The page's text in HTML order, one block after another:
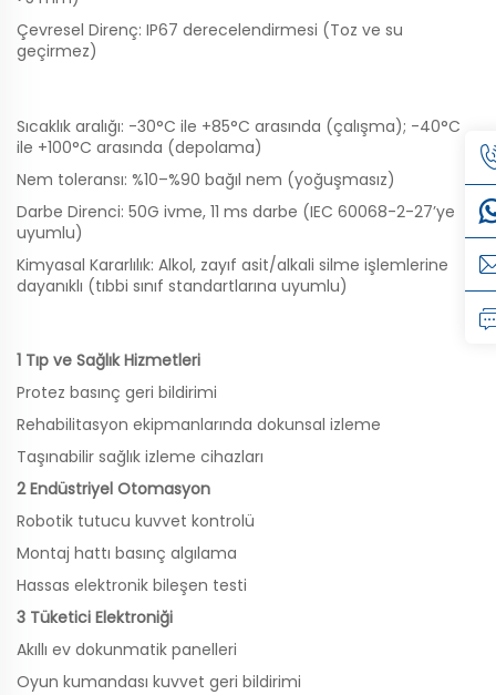
Çevresel Direnç: IP67 derecelendirmesi (Toz ve su
geçirmez)
Sıcaklık aralığı: -30°C ile +85°C arasında (çalışma); -40°C
ile +100°C arasında (depolama)
Nem toleransı: %10–%90 bağıl nem (yoğuşmasız)
Darbe Direnci: 50G ivme, 11 ms darbe (IEC 60068-2-27’ye
uyumlu)
Kimyasal Kararlılık: Alkol, zayıf asit/alkali silme işlemlerine
dayanıklı (tıbbi sınıf standartlarına uyumlu)
1 Tıp ve Sağlık Hizmetleri
Protez basınç geri bildirimi
Rehabilitasyon ekipmanlarında dokunsal izleme
Taşınabilir sağlık izleme cihazları
2 Endüstriyel Otomasyon
Robotik tutucu kuvvet kontrolü
Montaj hattı basınç algılama
Hassas elektronik bileşen testi
3 Tüketici Elektroniği
Akıllı ev dokunmatik panelleri
Oyun kumandası kuvvet geri bildirimi